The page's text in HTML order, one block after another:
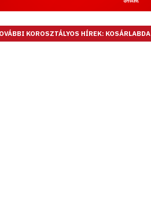
KOROSZTÁLYOS HÍREK: KOSÁRLABDA